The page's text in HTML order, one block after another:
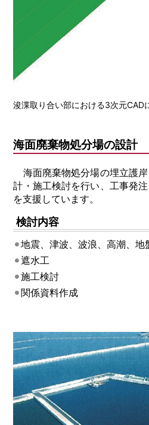
浚渫取り合い部における3次元CAD
海面廃棄物処分場の設計
海面廃棄物処分場の埋立護
計・施工検討を行い、工事発
を支援しています。
検討内容
地震、津波、波浪、高潮、
遮水工
施工検討
関係資料作成